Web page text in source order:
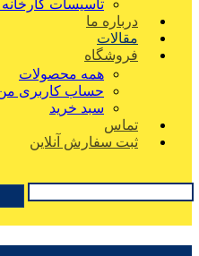
تاسیسات
درباره ما
مقالات
فروشگاه
همه محصولات
حساب کاربری
سبد خرید
تماس
ثبت سفارش آنلاین